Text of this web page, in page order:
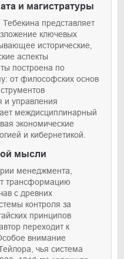
и магистратуры
представляет
ключевых
исторические,
аспекты
построена по
от философских основ
и управления
междисциплинарный
экономические
и кибернетикой.
мысли
менеджмента,
трансформацию
с древних
контроля за
принципов
переходит к
внимание
чья система